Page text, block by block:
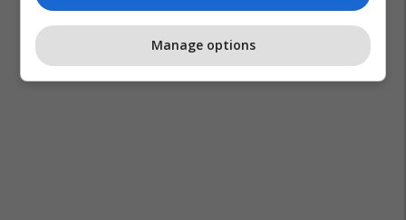
Manage options